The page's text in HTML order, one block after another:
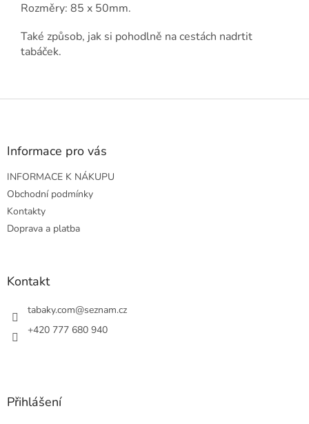
Rozměry: 85 x 50mm.
Také způsob, jak si pohodlně na cestách nadrtit
tabáček.
Z
Informace pro vás
INFORMACE K NÁKUPU
Obchodní podmínky
Kontakty
Doprava a platba
Kontakt
tabaky.com@seznam.cz
+420 777 680 940
Přihlášení